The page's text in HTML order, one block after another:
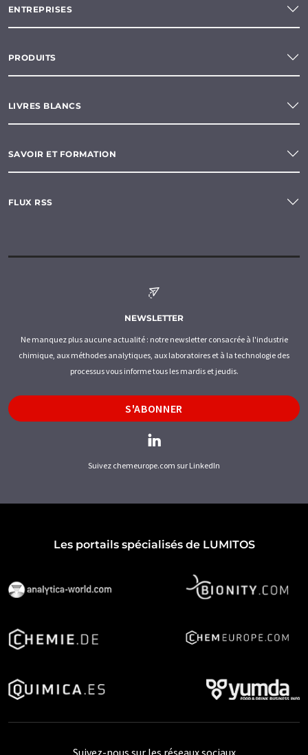
ENTREPRISES
PRODUITS
LIVRES BLANCS
SAVOIR ET FORMATION
FLUX RSS
NEWSLETTER
Ne manquez plus aucune actualité : notre newsletter consacrée à l'industrie
chimique, aux méthodes analytiques, aux laboratoires et à la technologie des
processus vous informe tous les mardis et jeudis.
S'ABONNER
Suivez chemeurope.com sur LinkedIn
Les portails spécialisés de LUMITOS
Suivez-nous sur les réseaux sociaux